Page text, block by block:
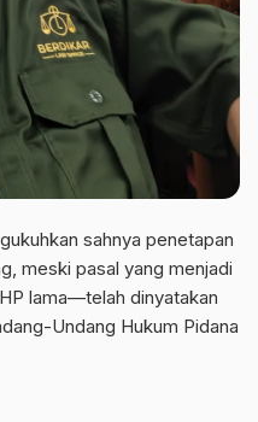
sahnya penetapan
meski pasal yang menjadi
lama—telah dinyatakan
Undang Hukum Pidana